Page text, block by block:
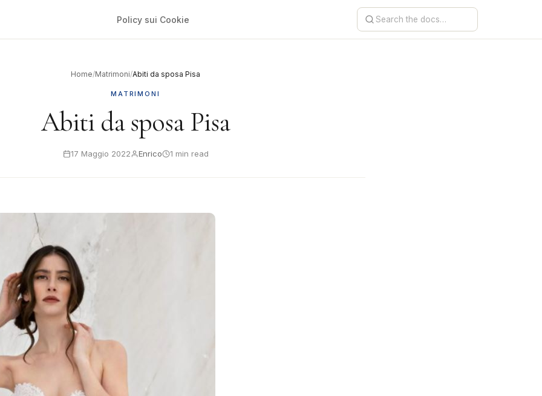
Policy sui Cookie
Home/Matrimoni/Abiti da sposa Pisa
MATRIMONI
Abiti da sposa Pisa
17 Maggio 2022 Enrico 1 min read